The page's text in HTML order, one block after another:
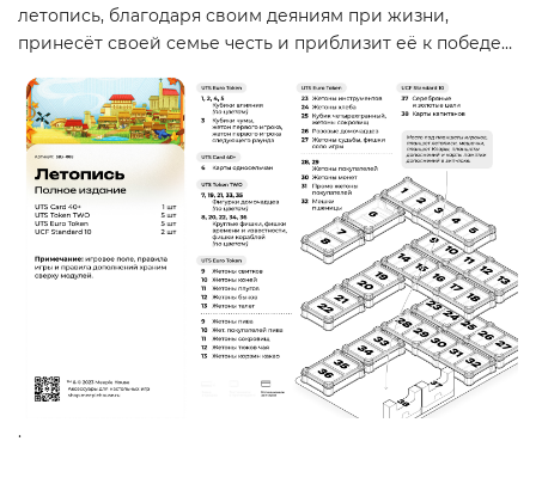
летопись, благодаря своим деяниям при жизни,
принесёт своей семье честь и приблизит её к победе…
.